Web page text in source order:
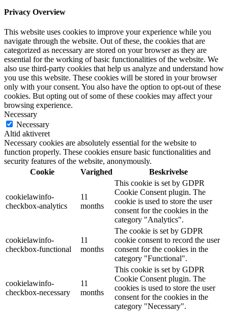
Privacy Overview
This website uses cookies to improve your experience while you
navigate through the website. Out of these, the cookies that are
categorized as necessary are stored on your browser as they are
essential for the working of basic functionalities of the website. We
also use third-party cookies that help us analyze and understand how
you use this website. These cookies will be stored in your browser
only with your consent. You also have the option to opt-out of these
cookies. But opting out of some of these cookies may affect your
browsing experience.
Necessary
Necessary
Altid aktiveret
Necessary cookies are absolutely essential for the website to
function properly. These cookies ensure basic functionalities and
security features of the website, anonymously.
Cookie
Varighed Beskrivelse
cookielawinfo-
checkbox-analytics
11
months
This cookie is set by GDPR
Cookie Consent plugin. The
cookie is used to store the user
consent for the cookies in the
category "Analytics".
cookielawinfo-
checkbox-functional
11
months
The cookie is set by GDPR
cookie consent to record the user
consent for the cookies in the
category "Functional".
cookielawinfo-
checkbox-necessary
11
months
This cookie is set by GDPR
Cookie Consent plugin. The
cookies is used to store the user
consent for the cookies in the
category "Necessary".